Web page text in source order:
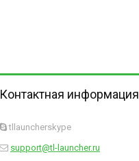
Контактная информация
tllauncherskype
support@tl-launcher.ru